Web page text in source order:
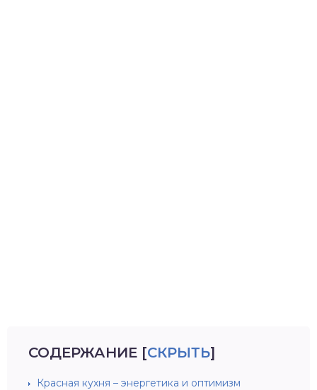
СОДЕРЖАНИЕ [СКРЫТЬ]
Красная кухня – энергетика и оптимизм